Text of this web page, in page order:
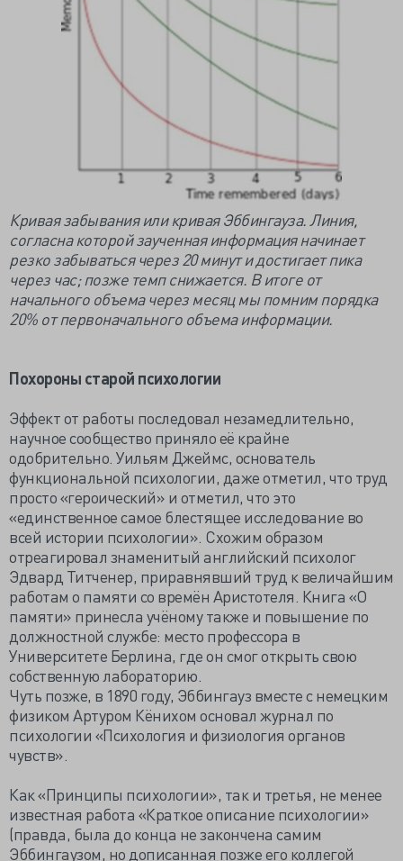
Кривая забывания или кривая Эббингауза. Линия,
согласна которой заученная информация начинает
резко забываться через 20 минут и достигает пика
через час; позже темп снижается. В итоге от
начального объема через месяц мы помним порядка
20% от первоначального объема информации.
Похороны старой психологии
Эффект от работы последовал незамедлительно,
научное сообщество приняло её крайне
одобрительно. Уильям Джеймс, основатель
функциональной психологии, даже отметил, что труд
просто «героический» и отметил, что это
«единственное самое блестящее исследование во
всей истории психологии». Схожим образом
отреагировал знаменитый английский психолог
Эдвард Титченер, приравнявший труд к величайшим
работам о памяти со времён Аристотеля. Книга «О
памяти» принесла учёному также и повышение по
должностной службе: место профессора в
Университете Берлина, где он смог открыть свою
собственную лабораторию.
Чуть позже, в 1890 году, Эббингауз вместе с немецким
физиком Артуром Кёнихом основал журнал по
психологии «Психология и физиология органов
чувств».
Как «Принципы психологии», так и третья, не менее
известная работа «Краткое описание психологии»
(правда, была до конца не закончена самим
Эббингаузом, но дописанная позже его коллегой